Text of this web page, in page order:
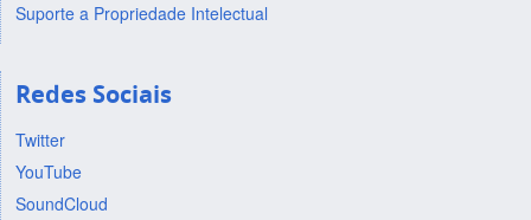
Suporte a Propriedade Intelectual
Redes Sociais
Twitter
YouTube
SoundCloud